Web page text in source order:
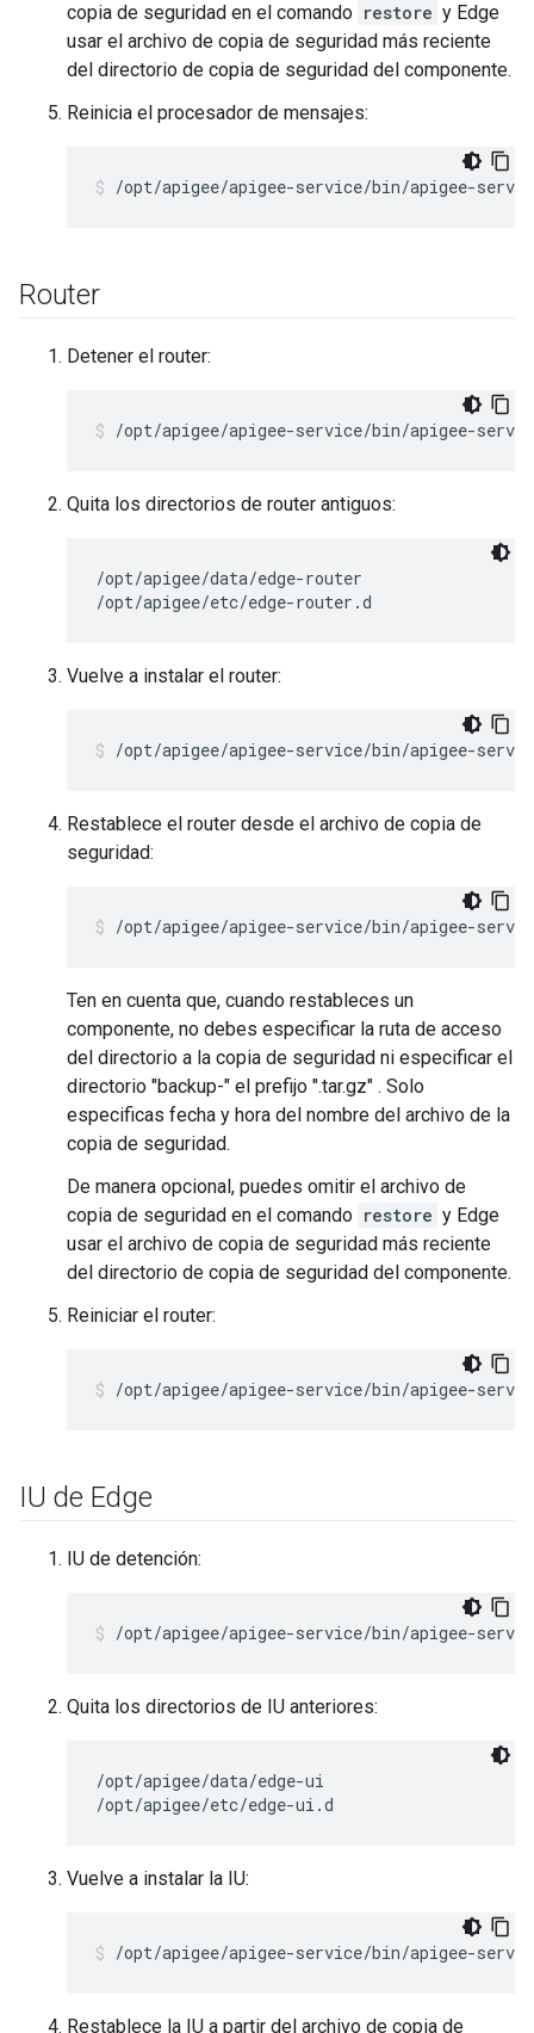
copia de seguridad en el comando restore y Edge
usar el archivo de copia de seguridad más reciente
del directorio de copia de seguridad del componente.
Reinicia el procesador de mensajes:
/opt/apigee/apigee-service/bin/apigee-
Router
Detener el router:
/opt/apigee/apigee-service/bin/apigee-
Quita los directorios de router antiguos:
/opt/apigee/data/edge-router
/opt/apigee/etc/edge-router.d
Vuelve a instalar el router:
/opt/apigee/apigee-service/bin/apigee-
Restablece el router desde el archivo de copia de
seguridad:
/opt/apigee/apigee-service/bin/apigee-
Ten en cuenta que, cuando restableces un
componente, no debes especificar la ruta de acceso
del directorio a la copia de seguridad ni especificar el
directorio "backup-" el prefijo ".tar.gz" . Solo
especificas fecha y hora del nombre del archivo de la
copia de seguridad.
De manera opcional, puedes omitir el archivo de
copia de seguridad en el comando restore y Edge
usar el archivo de copia de seguridad más reciente
del directorio de copia de seguridad del componente.
Reiniciar el router:
/opt/apigee/apigee-service/bin/apigee-
IU de Edge
IU de detención:
/opt/apigee/apigee-service/bin/apigee-
Quita los directorios de IU anteriores:
/opt/apigee/data/edge-ui
/opt/apigee/etc/edge-ui.d
Vuelve a instalar la IU:
/opt/apigee/apigee-service/bin/apigee-
Restablece la IU a partir del archivo de copia de